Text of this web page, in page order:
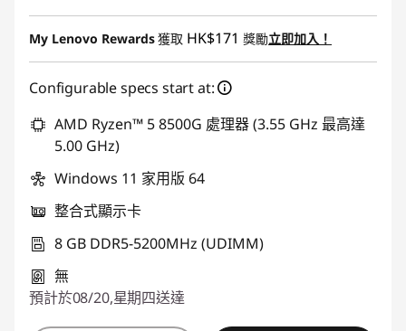
即省 :-HK$4,872.60
My Lenovo Rewards獲取 HK$171 獎勵立即加入！
Configurable specs start at:
AMD Ryzen™ 5 8500G 處理器 (3.55 GHz 最高達
5.00 GHz)
Windows 11 家用版 64
整合式顯示卡
8 GB DDR5-5200MHz (UDIMM)
無
預計於08/20,星期四送達